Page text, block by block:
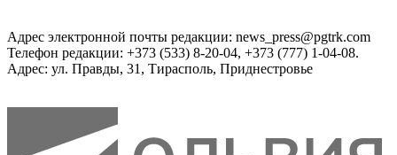
Адрес электронной почты редакции: news_press@pgtrk.com
Телефон редакции: +373 (533) 8-20-04, +373 (777) 1-04-08.
Адрес: ул. Правды, 31, Тирасполь, Приднестровье